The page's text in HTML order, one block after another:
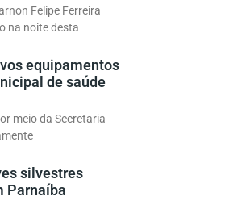
Felipe Ferreira
na noite desta
equipamentos
de saúde
meio da Secretaria
silvestres
Parnaíba